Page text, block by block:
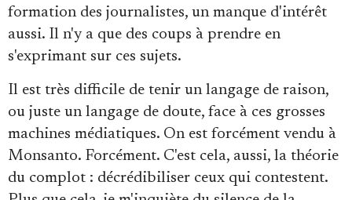
formation des journalistes, un manque d'intérêt
aussi. Il n'y a que des coups à prendre en
s'exprimant sur ces sujets.
Il est très difficile de tenir un langage de raison,
ou juste un langage de doute, face à ces grosses
machines médiatiques. On est forcément vendu à
Monsanto. Forcément. C'est cela, aussi, la théorie
du complot : décrédibiliser ceux qui contestent.